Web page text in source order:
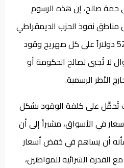
حمة صالح، إن هذه الرسوم
نفوذ الحزب الديمقراطي
الكردستاني، وتصل إلى نحو 520 دولاراً على كل صهريج وقود
لا تُجبى لصالح الحكومة أو
الأطر الرسمية.
تُحمَّل على كلفة الوقود بشكل
في الأسواق، مشيراً إلى أن
أن يساهم في خفض أسعار
القدرة الشرائية للمواطنين،